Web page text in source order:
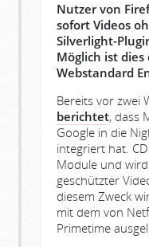
Nutzer von
sofort Videos
Silverlight-
Möglich ist
Webstandard
Bereits vor zwei
berichtet, dass
Google in die
integriert hat.
Module und
geschützter
diesem Zweck
mit dem von
Primetime